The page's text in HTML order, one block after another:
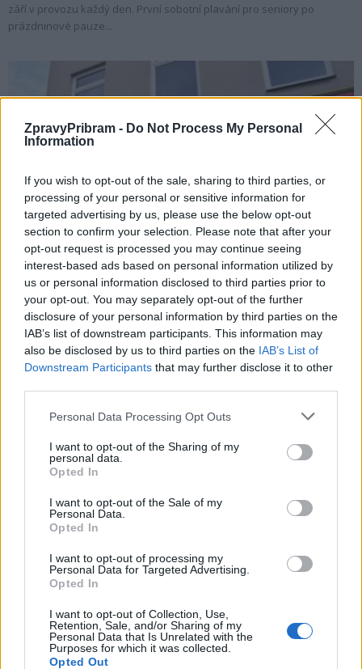
ZpravyPribram - Do Not Process My Personal
Information
If you wish to opt-out of the sale, sharing to third parties, or
processing of your personal or sensitive information for
targeted advertising by us, please use the below opt-out
section to confirm your selection. Please note that after your
opt-out request is processed you may continue seeing
interest-based ads based on personal information utilized by
us or personal information disclosed to third parties prior to
your opt-out. You may separately opt-out of the further
disclosure of your personal information by third parties on the
IAB’s list of downstream participants. This information may
also be disclosed by us to third parties on the IAB’s List of
Downstream Participants that may further disclose it to other
Personal Data Processing Opt Outs
I want to opt-out of the Sharing of my
personal data.
Opted In
I want to opt-out of the Sale of my
Personal Data.
Opted In
I want to opt-out of processing my
Personal Data for Targeted Advertising.
Opted In
I want to opt-out of Collection, Use,
Retention, Sale, and/or Sharing of my
Personal Data that Is Unrelated with the
Purposes for which it was collected.
Opted Out
září v provozu každý den. První sobotní plavání pro seniory po
prázdninové pauze...
Zpravodajství
Zimní stadion už v provozu, bazén se
připravuje
Martin Poulíček 21. 5. 2020
PŘÍBRAM - Letní sezona už pomalu klepe na dveře i ve Sportovních
zařízení města Příbram (SZM). Opatření vlády se rozvolňují a jednotlivé
provozy se...
Končí prázdninový provoz bazénu
PŘÍBRAM - Blíží se konec letních prázdnin a s ním pomalu končí i
prázdninový provoz příbramského bazénu. Od září opět začíná
plavecká výuka, také...